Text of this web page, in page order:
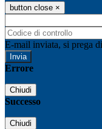
button close ×
E-mail inviata, si prega
Errore
Chiudi
Successo
Chiudi